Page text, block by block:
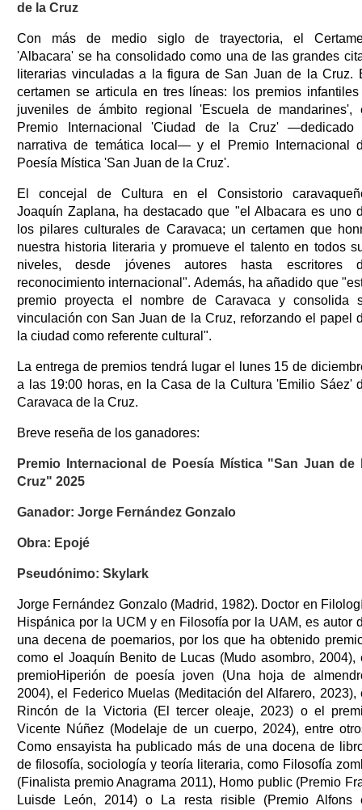
de la Cruz
Con más de medio siglo de trayectoria, el
'Albacara' se ha consolidado como una de las grandes
literarias vinculadas a la figura de San Juan de la Cruz.
certamen se articula en tres líneas: los premios
juveniles de ámbito regional 'Escuela de mandarines',
Premio Internacional 'Ciudad de la Cruz' —dedicado
narrativa de temática local— y el Premio Internacional
Poesía Mística 'San Juan de la Cruz'.
El concejal de Cultura en el Consistorio
Joaquín Zaplana, ha destacado que "el Albacara es uno
los pilares culturales de Caravaca; un certamen que
nuestra historia literaria y promueve el talento en todos
niveles, desde jóvenes autores hasta escritores
reconocimiento internacional". Además, ha añadido que
premio proyecta el nombre de Caravaca y consolida
vinculación con San Juan de la Cruz, reforzando el papel
la ciudad como referente cultural".
La entrega de premios tendrá lugar el lunes 15 de
a las 19:00 horas, en la Casa de la Cultura 'Emilio Sáez'
Caravaca de la Cruz.
Breve reseña de los ganadores:
Premio Internacional de Poesía Mística "San Juan de
Cruz" 2025
Ganador: Jorge Fernández Gonzalo
Obra: Epojé
Pseudónimo: Skylark
Jorge Fernández Gonzalo (Madrid, 1982). Doctor en
Hispánica por la UCM y en Filosofía por la UAM, es autor
una decena de poemarios, por los que ha obtenido
como el Joaquín Benito de Lucas (Mudo asombro, 2004),
premioHiperión de poesía joven (Una hoja de
2004), el Federico Muelas (Meditación del Alfarero, 2023),
Rincón de la Victoria (El tercer oleaje, 2023) o el
Vicente Núñez (Modelaje de un cuerpo, 2024), entre
Como ensayista ha publicado más de una docena de
de filosofía, sociología y teoría literaria, como Filosofía
(Finalista premio Anagrama 2011), Homo public (Premio
Luisde León, 2014) o La resta risible (Premio Alfons